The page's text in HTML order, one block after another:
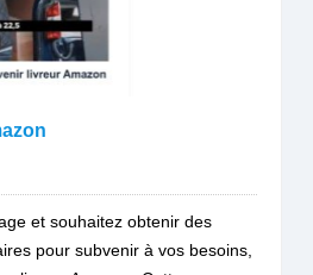
et souhaitez obtenir des
pour subvenir à vos besoins,